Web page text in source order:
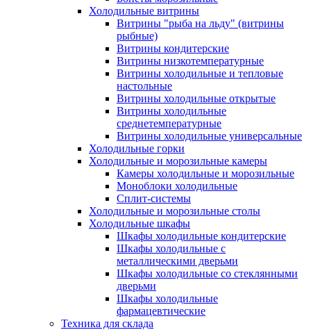
Холодильные витрины
Витрины "рыба на льду" (витрины
рыбные)
Витрины кондитерские
Витрины низкотемпературные
Витрины холодильные и тепловые
настольные
Витрины холодильные открытые
Витрины холодильные
среднетемпературные
Витрины холодильные универсальные
Холодильные горки
Холодильные и морозильные камеры
Камеры холодильные и морозильные
Моноблоки холодильные
Сплит-системы
Холодильные и морозильные столы
Холодильные шкафы
Шкафы холодильные кондитерские
Шкафы холодильные с
металлическими дверьми
Шкафы холодильные со стеклянными
дверьми
Шкафы холодильные
фармацевтические
Техника для склада